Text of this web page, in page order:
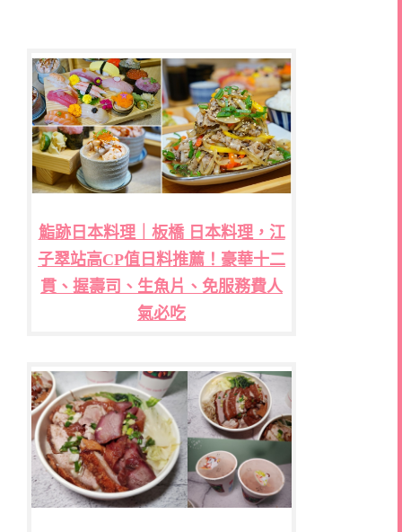
鮨跡日本料理｜板橋 日本料理，江
子翠站高CP值日料推薦！豪華十二
貫、握壽司、生魚片、免服務費人
氣必吃